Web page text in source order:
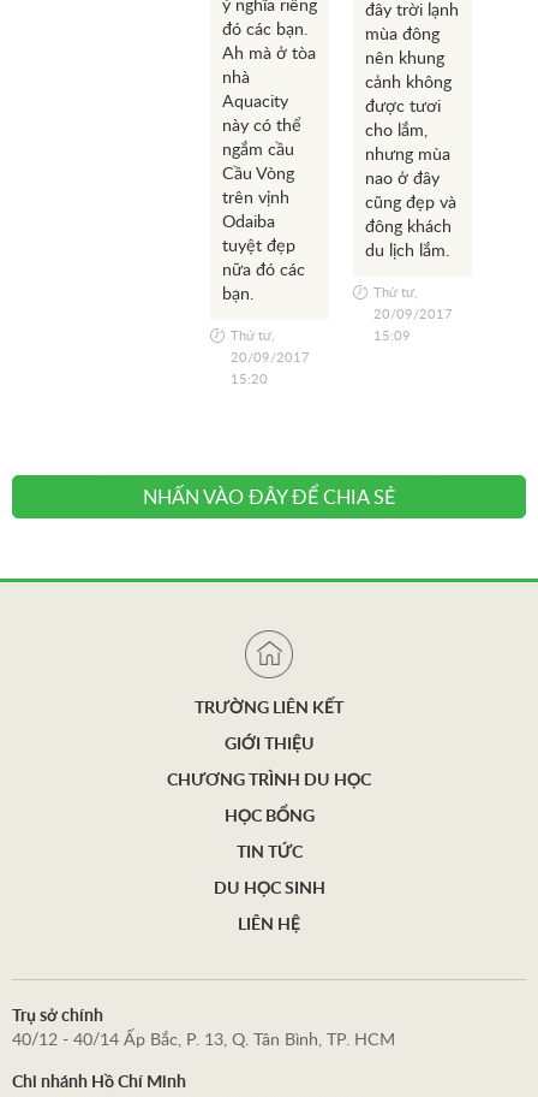
ý nghĩa riêng
đó các bạn.
Ah mà ở tòa
nhà
Aquacity
này có thể
ngắm cầu
Cầu Vòng
trên vịnh
Odaiba
tuyệt đẹp
nữa đó các
bạn.
Thứ tư,
20/09/2017
15:20
đây trời lạnh
mùa đông
nên khung
cảnh không
được tươi
cho lắm,
nhưng mùa
nao ở đây
cũng đẹp và
đông khách
du lịch lắm.
Thứ tư,
20/09/2017
15:09
NHẤN VÀO ĐÂY ĐỂ CHIA SẺ
TRƯỜNG LIÊN KẾT
GIỚI THIỆU
CHƯƠNG TRÌNH DU HỌC
HỌC BỔNG
TIN TỨC
DU HỌC SINH
LIÊN HỆ
Trụ sở chính
40/12 - 40/14 Ấp Bắc, P. 13, Q. Tân Bình, TP. HCM
Chi nhánh Hồ Chí Minh